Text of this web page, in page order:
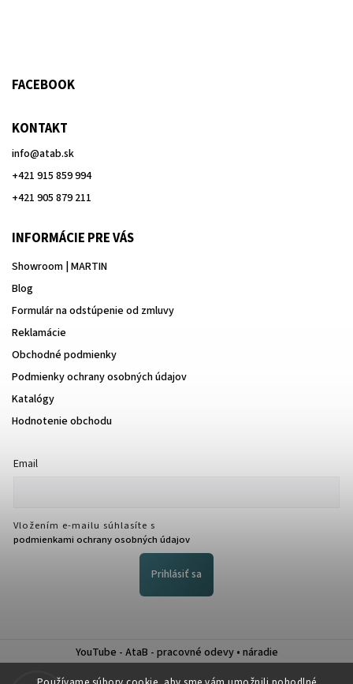
FACEBOOK
KONTAKT
info@atab.sk
+421 915 859 994
+421 905 879 211
INFORMÁCIE PRE VÁS
Showroom | MARTIN
Blog
Formulár na odstúpenie od zmluvy
Reklamácie
Obchodné podmienky
Podmienky ochrany osobných údajov
Katalógy
Hodnotenie obchodu
Email
Vložením e-mailu súhlasíte s
podmienkami ochrany osobných údajov
Prihlásiť sa
YouTube - AtaB - pracovné odevy • náradie
Nákup na splátky QUATRO